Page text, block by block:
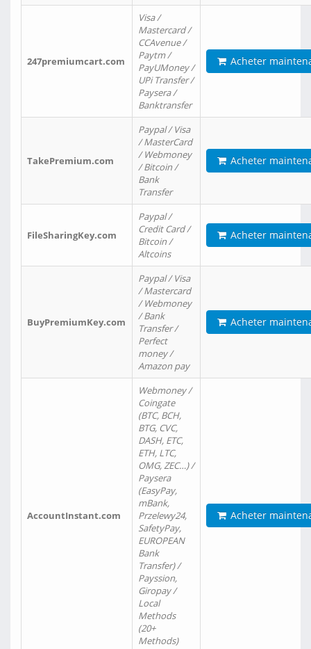
247premiumcart.com
Visa /
Mastercard /
CCAvenue /
Paytm /
PayUMoney /
UPi Transfer /
Paysera /
Banktransfer
Acheter
TakePremium.com
Paypal / Visa
/ MasterCard
/ Webmoney
/ Bitcoin /
Bank
Transfer
Acheter
FileSharingKey.com
Paypal /
Credit Card /
Bitcoin /
Altcoins
Acheter
BuyPremiumKey.com
Paypal / Visa
/ Mastercard
/ Webmoney
/ Bank
Transfer /
Perfect
money /
Amazon pay
Acheter
AccountInstant.com
Webmoney /
Coingate
(BTC, BCH,
BTG, CVC,
DASH, ETC,
ETH, LTC,
OMG, ZEC…) /
Paysera
(EasyPay,
mBank,
Przelewy24,
SafetyPay,
EUROPEAN
Bank
Transfer) /
Payssion,
Giropay /
Local
Methods
(20+
Methods)
Acheter